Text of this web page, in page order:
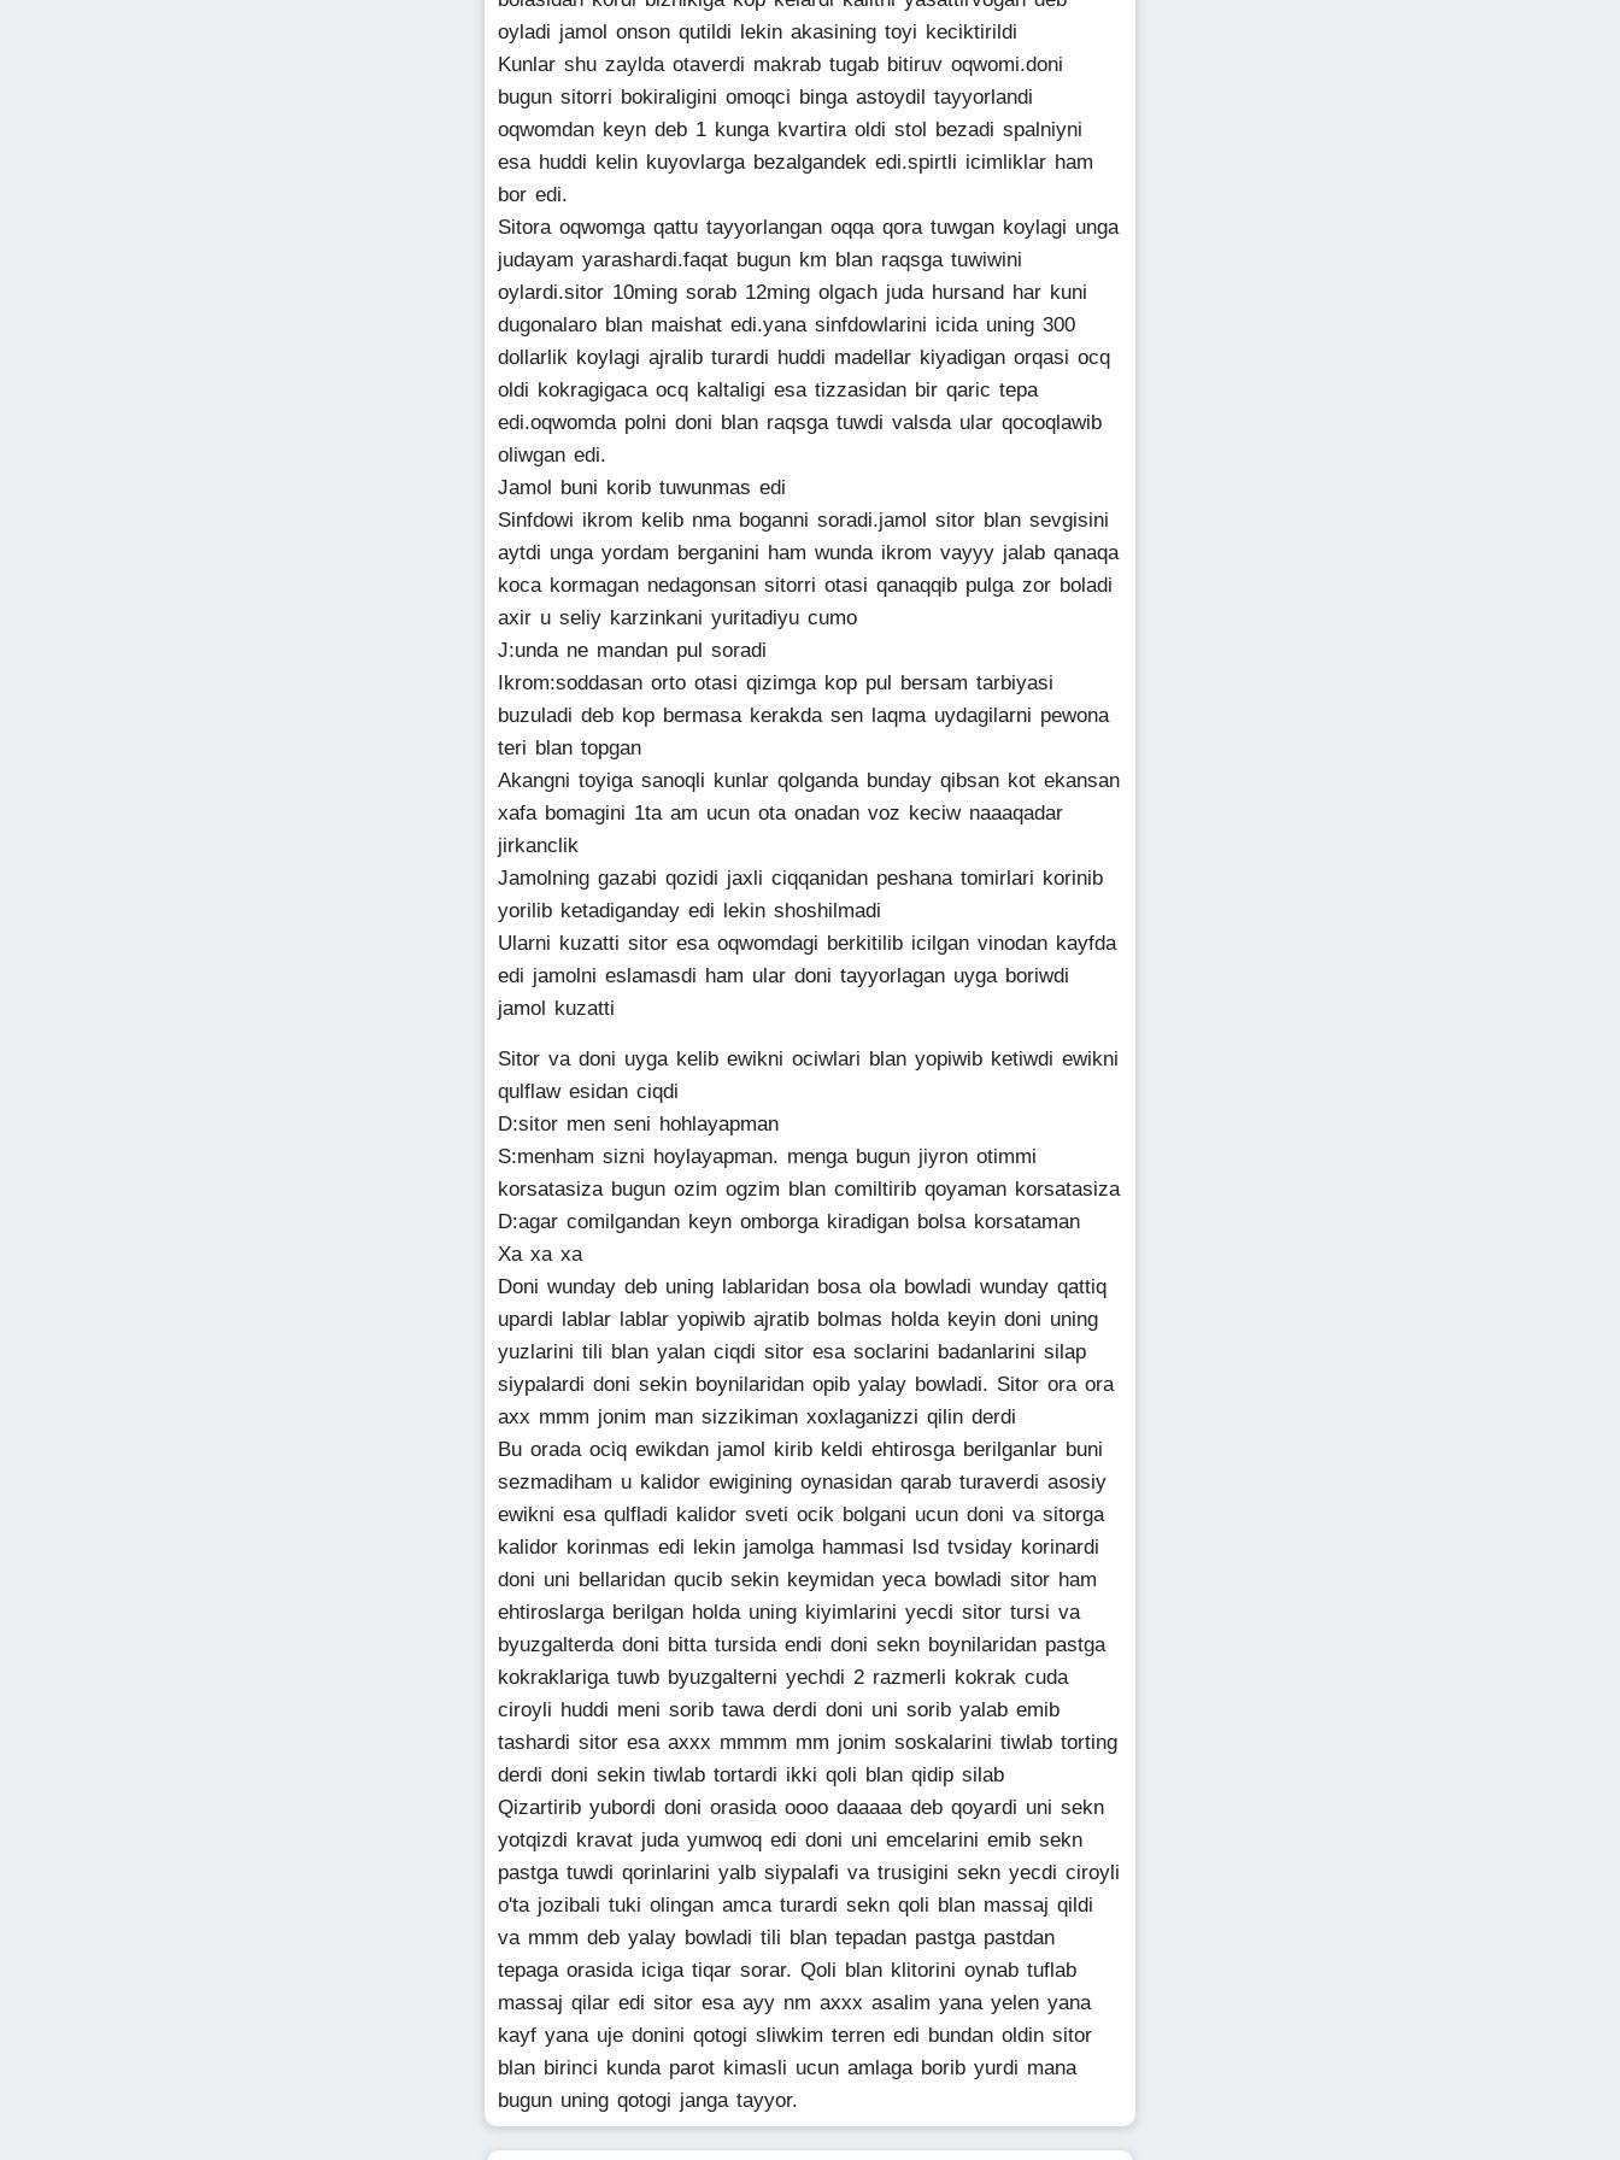
oyladi jamol onson qutildi lekin akasining toyi keciktirildi
Kunlar shu zaylda otaverdi makrab tugab bitiruv oqwomi.doni
bugun sitorri bokiraligini omoqci binga astoydil tayyorlandi
oqwomdan keyn deb 1 kunga kvartira oldi stol bezadi spalniyni
esa huddi kelin kuyovlarga bezalgandek edi.spirtli icimliklar ham
bor edi.
Sitora oqwomga qattu tayyorlangan oqqa qora tuwgan koylagi unga
judayam yarashardi.faqat bugun km blan raqsga tuwiwini
oylardi.sitor 10ming sorab 12ming olgach juda hursand har kuni
dugonalaro blan maishat edi.yana sinfdowlarini icida uning 300
dollarlik koylagi ajralib turardi huddi madellar kiyadigan orqasi ocq
oldi kokragigaca ocq kaltaligi esa tizzasidan bir qaric tepa
edi.oqwomda polni doni blan raqsga tuwdi valsda ular qocoqlawib
oliwgan edi.
Jamol buni korib tuwunmas edi
Sinfdowi ikrom kelib nma boganni soradi.jamol sitor blan sevgisini
aytdi unga yordam berganini ham wunda ikrom vayyy jalab qanaqa
koca kormagan nedagonsan sitorri otasi qanaqqib pulga zor boladi
axir u seliy karzinkani yuritadiyu cumo
J:unda ne mandan pul soradi
Ikrom:soddasan orto otasi qizimga kop pul bersam tarbiyasi
buzuladi deb kop bermasa kerakda sen laqma uydagilarni pewona
teri blan topgan
Akangni toyiga sanoqli kunlar qolganda bunday qibsan kot ekansan
xafa bomagini 1ta am ucun ota onadan voz keciw naaaqadar
jirkanclik
Jamolning gazabi qozidi jaxli ciqqanidan peshana tomirlari korinib
yorilib ketadiganday edi lekin shoshilmadi
Ularni kuzatti sitor esa oqwomdagi berkitilib icilgan vinodan kayfda
edi jamolni eslamasdi ham ular doni tayyorlagan uyga boriwdi
jamol kuzatti
Sitor va doni uyga kelib ewikni ociwlari blan yopiwib ketiwdi ewikni
qulflaw esidan ciqdi
D:sitor men seni hohlayapman
S:menham sizni hoylayapman. menga bugun jiyron otimmi
korsatasiza bugun ozim ogzim blan comiltirib qoyaman korsatasiza
D:agar comilgandan keyn omborga kiradigan bolsa korsataman
Xa xa xa
Doni wunday deb uning lablaridan bosa ola bowladi wunday qattiq
upardi lablar lablar yopiwib ajratib bolmas holda keyin doni uning
yuzlarini tili blan yalan ciqdi sitor esa soclarini badanlarini silap
siypalardi doni sekin boynilaridan opib yalay bowladi. Sitor ora ora
axx mmm jonim man sizzikiman xoxlaganizzi qilin derdi
Bu orada ociq ewikdan jamol kirib keldi ehtirosga berilganlar buni
sezmadiham u kalidor ewigining oynasidan qarab turaverdi asosiy
ewikni esa qulfladi kalidor sveti ocik bolgani ucun doni va sitorga
kalidor korinmas edi lekin jamolga hammasi lsd tvsiday korinardi
doni uni bellaridan qucib sekin keymidan yeca bowladi sitor ham
ehtiroslarga berilgan holda uning kiyimlarini yecdi sitor tursi va
byuzgalterda doni bitta tursida endi doni sekn boynilaridan pastga
kokraklariga tuwb byuzgalterni yechdi 2 razmerli kokrak cuda
ciroyli huddi meni sorib tawa derdi doni uni sorib yalab emib
tashardi sitor esa axxx mmmm mm jonim soskalarini tiwlab torting
derdi doni sekin tiwlab tortardi ikki qoli blan qidip silab
Qizartirib yubordi doni orasida oooo daaaaa deb qoyardi uni sekn
yotqizdi kravat juda yumwoq edi doni uni emcelarini emib sekn
pastga tuwdi qorinlarini yalb siypalafi va trusigini sekn yecdi ciroyli
o'ta jozibali tuki olingan amca turardi sekn qoli blan massaj qildi
va mmm deb yalay bowladi tili blan tepadan pastga pastdan
tepaga orasida iciga tiqar sorar. Qoli blan klitorini oynab tuflab
massaj qilar edi sitor esa ayy nm axxx asalim yana yelen yana
kayf yana uje donini qotogi sliwkim terren edi bundan oldin sitor
blan birinci kunda parot kimasli ucun amlaga borib yurdi mana
bugun uning qotogi janga tayyor.